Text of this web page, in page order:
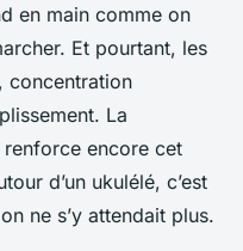
en main comme on
Et pourtant, les
concentration
La
renforce encore cet
d’un ukulélé, c’est
ne s’y attendait plus.